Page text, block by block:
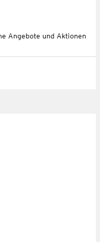
Angebote und Aktionen